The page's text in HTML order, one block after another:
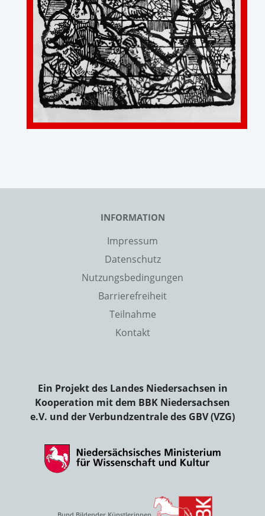
INFORMATION
Impressum
Datenschutz
Nutzungsbedingungen
Barrierefreiheit
Teilnahme
Kontakt
Ein Projekt des Landes Niedersachsen in
Kooperation mit dem BBK Niedersachsen
e.V. und der Verbundzentrale des GBV (VZG)